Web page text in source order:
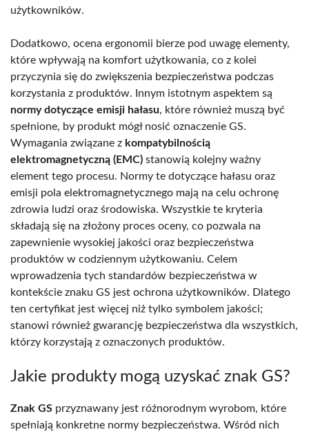
użytkowników.
Dodatkowo, ocena ergonomii bierze pod uwagę elementy,
które wpływają na komfort użytkowania, co z kolei
przyczynia się do zwiększenia bezpieczeństwa podczas
korzystania z produktów. Innym istotnym aspektem są
normy dotyczące emisji hałasu, które również muszą być
spełnione, by produkt mógł nosić oznaczenie GS.
Wymagania związane z kompatybilnością
elektromagnetyczną (EMC) stanowią kolejny ważny
element tego procesu. Normy te dotyczące hałasu oraz
emisji pola elektromagnetycznego mają na celu ochronę
zdrowia ludzi oraz środowiska. Wszystkie te kryteria
składają się na złożony proces oceny, co pozwala na
zapewnienie wysokiej jakości oraz bezpieczeństwa
produktów w codziennym użytkowaniu. Celem
wprowadzenia tych standardów bezpieczeństwa w
kontekście znaku GS jest ochrona użytkowników. Dlatego
ten certyfikat jest więcej niż tylko symbolem jakości;
stanowi również gwarancję bezpieczeństwa dla wszystkich,
którzy korzystają z oznaczonych produktów.
Jakie produkty mogą uzyskać znak GS?
Znak GS przyznawany jest różnorodnym wyrobom, które
spełniają konkretne normy bezpieczeństwa. Wśród nich